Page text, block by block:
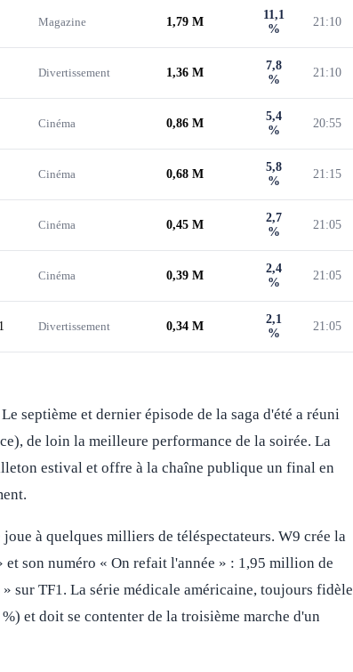
Magazine 1,79 M
11,1
%
21:10
Divertissement 1,36 M
7,8
%
21:10
Cinéma 0,86 M
5,4
%
20:55
Cinéma 0,68 M
5,8
%
21:15
Cinéma 0,45 M
2,7
%
21:05
Cinéma 0,39 M
2,4
%
21:05
Divertissement 0,34 M
2,1
%
21:05
septième et dernier épisode de la saga d'été a réuni
de loin la meilleure performance de la soirée. La
estival et offre à la chaîne publique un final en
à quelques milliers de téléspectateurs. W9 crée la
son numéro « On refait l'année » : 1,95 million de
sur TF1. La série médicale américaine, toujours fidèle
et doit se contenter de la troisième marche d'un